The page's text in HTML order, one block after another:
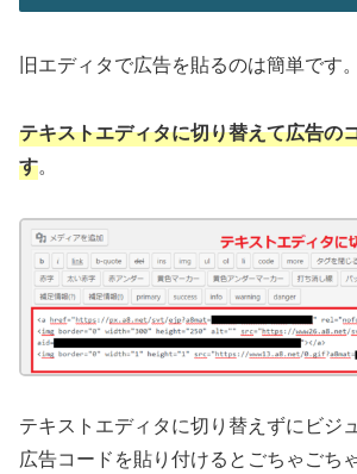
旧エディタで広告を貼るのは簡単です。
テキストエディタに切り替えて広告の
す。
テキストエディタに切り替えずにビジ
広告コードを貼り付けるとごちゃごち